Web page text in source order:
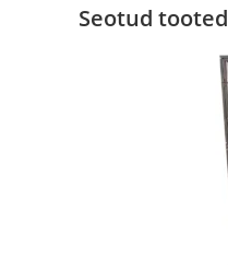
Seotud tooted